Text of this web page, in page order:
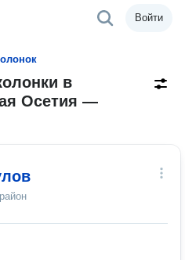
Войти
в
Осетия —